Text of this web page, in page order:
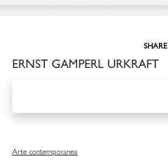
SHARE
ERNST GAMPERL URKRAFT
Arte contemporanea